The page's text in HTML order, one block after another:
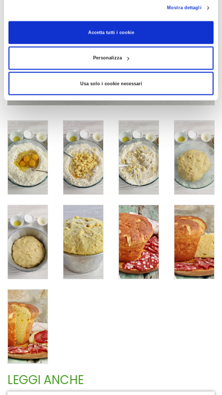
Mostra dettagli
Accetta tutti i cookie
Personalizza
Usa solo i cookie necessari
LEGGI ANCHE